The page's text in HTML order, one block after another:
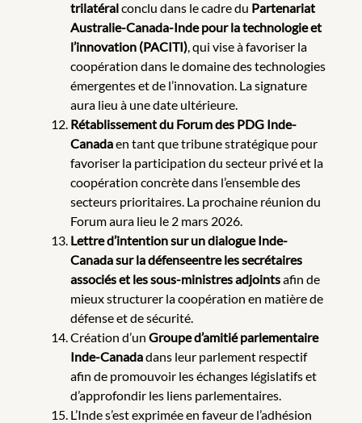
trilatéralconclu dans le cadre du Partenariat
Australie-Canada-Inde pour la technologie et
l’innovation (PACITI), qui vise à favoriser la
coopération dans le domaine des technologies
émergentes et de l’innovation. La signature
aura lieu à une date ultérieure.
Rétablissement du Forum des PDG Inde-
Canadaen tant que tribune stratégique pour
favoriser la participation du secteur privé et la
coopération concrète dans l’ensemble des
secteurs prioritaires. La prochaine réunion du
Forum aura lieu le 2 mars 2026.
Lettre d’intention sur un dialogue Inde-
Canada sur la défenseentre les secrétaires
associés et les sous-ministres adjointsafin de
mieux structurer la coopération en matière de
défense et de sécurité.
Création d’un Groupe d’amitié parlementaire
Inde-Canadadans leur parlement respectif
afin de promouvoir les échanges législatifs et
d’approfondir les liens parlementaires.
L’Inde s’est exprimée en faveur de l’adhésion